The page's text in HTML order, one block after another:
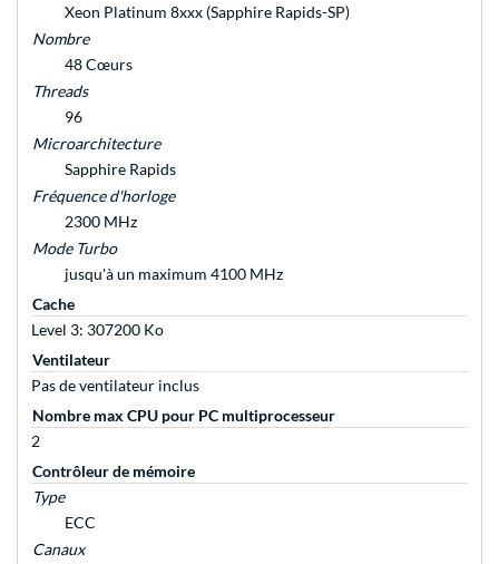
Xeon Platinum 8xxx (Sapphire Rapids-SP)
Nombre
48 Cœurs
Threads
96
Microarchitecture
Sapphire Rapids
Fréquence d'horloge
2300 MHz
Mode Turbo
jusqu'à un maximum 4100 MHz
Cache
Level 3: 307200 Ko
Ventilateur
Pas de ventilateur inclus
Nombre max CPU pour PC multiprocesseur
2
Contrôleur de mémoire
Type
ECC
Canaux